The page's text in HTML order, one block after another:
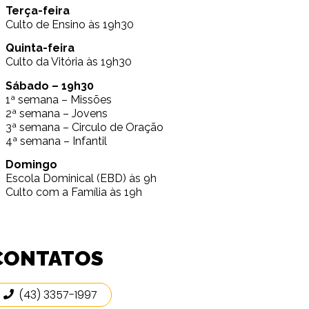
Terça-feira
Culto de Ensino às 19h30
Quinta-feira
Culto da Vitória às 19h30
Sábado – 19h30
1ª semana – Missões
2ª semana – Jovens
3ª semana – Circulo de Oração
4ª semana – Infantil
Domingo
Escola Dominical (EBD) às 9h
Culto com a Família às 19h
(43) 3357-1997